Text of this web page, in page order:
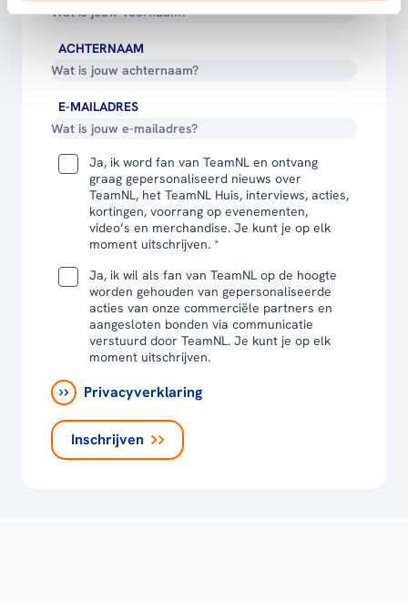
ACHTERNAAM
E-MAILADRES
Ja, ik word fan van TeamNL en ontvang
graag gepersonaliseerd nieuws over
TeamNL, het TeamNL Huis, interviews, acties,
kortingen, voorrang op evenementen,
video’s en merchandise. Je kunt je op elk
moment uitschrijven. *
Ja, ik wil als fan van TeamNL op de hoogte
worden gehouden van gepersonaliseerde
acties van onze commerciële partners en
aangesloten bonden via communicatie
verstuurd door TeamNL. Je kunt je op elk
moment uitschrijven.
Privacyverklaring
Inschrijven